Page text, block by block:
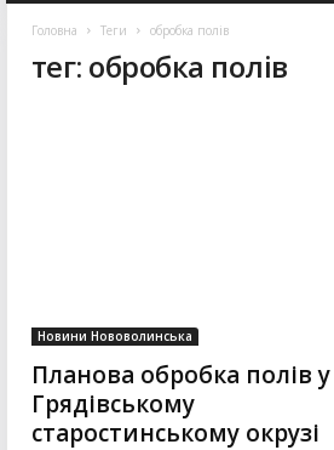
Головна Теги обробка полів
тег: обробка полів
Новини Нововолинська
Планова обробка полів у
Грядівському
старостинському окрузі